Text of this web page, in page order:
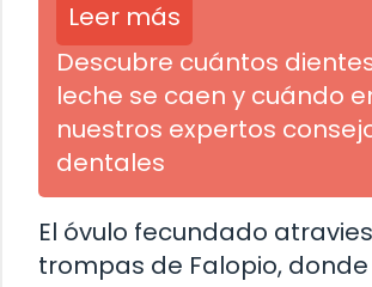
Leer más
Descubre cuántos
leche se caen y cuándo
nuestros expertos
dentales
El óvulo fecundado
trompas de Falopio, donde